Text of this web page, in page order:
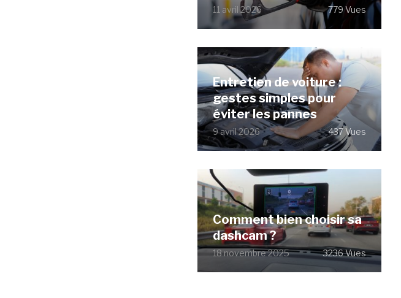
11 avril 2026 779 Vues
Entretien de voiture :
gestes simples pour
éviter les pannes
9 avril 2026 437 Vues
Comment bien choisir sa
dashcam ?
18 novembre 2025 3236 Vues